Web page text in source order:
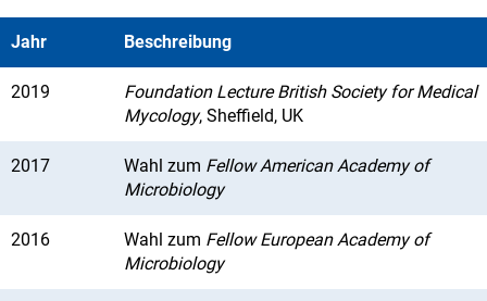
Jahr Beschreibung
2019
Foundation Lecture British Society for Medical
Mycology, Sheffield, UK
2017 Wahl zum Fellow American Academy of
Microbiology
2016 Wahl zum Fellow European Academy of
Microbiology